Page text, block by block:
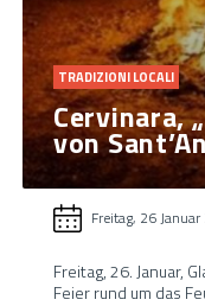
TRADIZIONI LOCALI
Cervinara,
von
Freitag, 26
Freitag, 26. Januar,
Feier rund um das